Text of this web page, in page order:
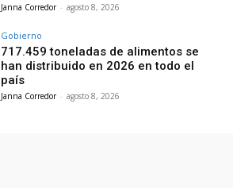
Janna Corredor - agosto 8, 2026
Gobierno
717.459 toneladas de alimentos se
han distribuido en 2026 en todo el
país
Janna Corredor - agosto 8, 2026